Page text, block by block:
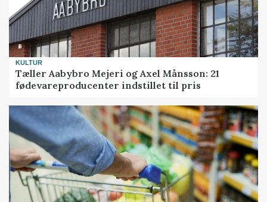
KULTUR
Tæller Aabybro Mejeri og Axel Månsson: 21
fødevareproducenter indstillet til pris